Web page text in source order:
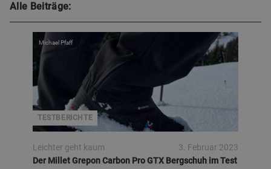
Alle Beiträge:
TESTBERICHTE
Michael Pfaff
Leichter geht kaum
3. Februar 2023
Der Millet Grepon Carbon Pro GTX Bergschuh im Test